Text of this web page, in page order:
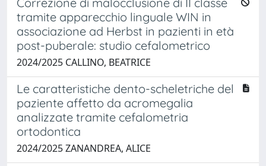
tramite apparecchio linguale WIN in
associazione ad Herbst in pazienti in età
post-puberale: studio cefalometrico
2024/2025 CALLINO, BEATRICE
Le caratteristiche dento-scheletriche del
paziente affetto da acromegalia
analizzate tramite cefalometria
ortodontica
2024/2025 ZANANDREA, ALICE